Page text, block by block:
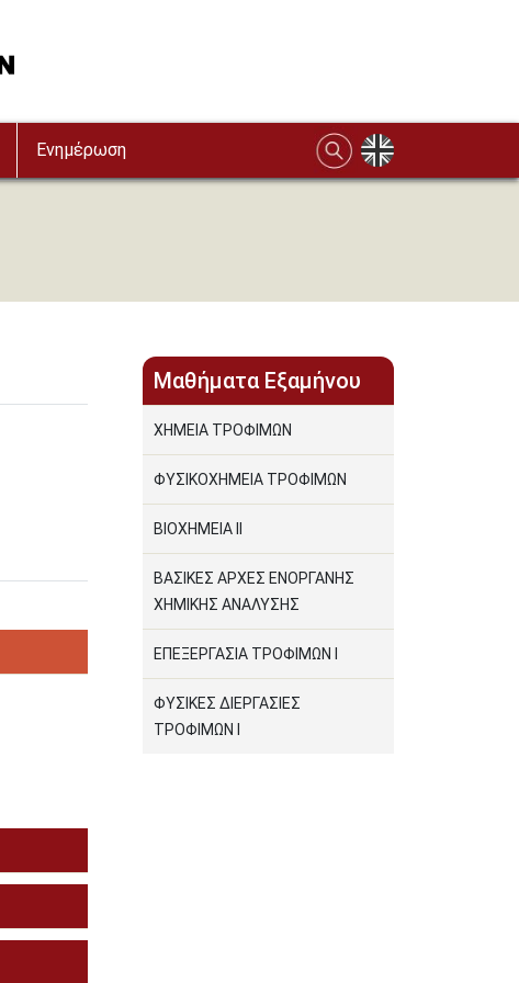
Ενημέρωση
Μαθήματα Εξαμήνου
ΧΗΜΕΙΑ ΤΡΟΦΙΜΩΝ
ΦΥΣΙΚΟΧΗΜΕΙΑ ΤΡΟΦΙΜΩΝ
ΒΙΟΧΗΜΕΙΑ ΙΙ
ΒΑΣΙΚΕΣ ΑΡΧΕΣ ΕΝΟΡΓΑΝΗΣ
ΧΗΜΙΚΗΣ ΑΝΑΛΥΣΗΣ
ΕΠΕΞΕΡΓΑΣΙΑ ΤΡΟΦΙΜΩΝ Ι
ΦΥΣΙΚΕΣ ΔΙΕΡΓΑΣΙΕΣ
ΤΡΟΦΙΜΩΝ I